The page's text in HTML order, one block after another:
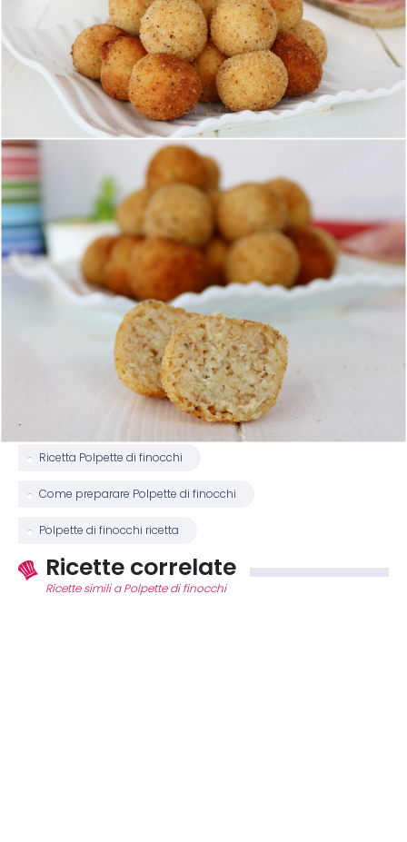
Ricetta Polpette di finocchi
Come preparare Polpette di finocchi
Polpette di finocchi ricetta
Ricette correlate
Ricette simili a Polpette di finocchi